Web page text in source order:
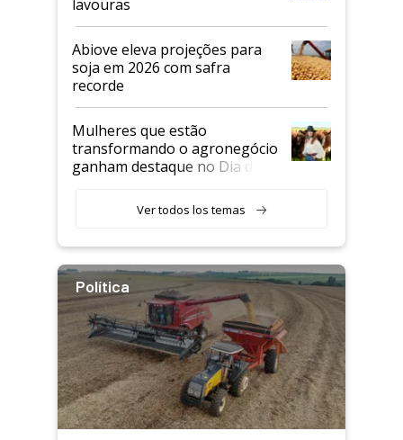
lavouras
Abiove eleva projeções para
soja em 2026 com safra
recorde
Mulheres que estão
transformando o agronegócio
ganham destaque no Dia do
Ver todos los temas
Política